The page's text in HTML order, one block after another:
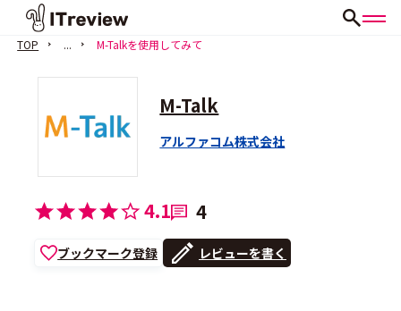
TOP ... M-Talkを使用してみて
M-Talk
アルファコム株式会社
4.1 4
ブックマーク登録 レビューを書く